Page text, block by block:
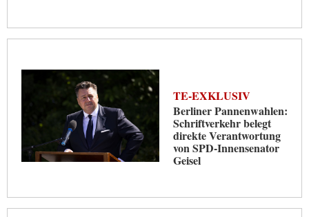
TE-EXKLUSIV
Berliner Pannenwahlen:
Schriftverkehr belegt
direkte Verantwortung
von SPD-Innensenator
Geisel